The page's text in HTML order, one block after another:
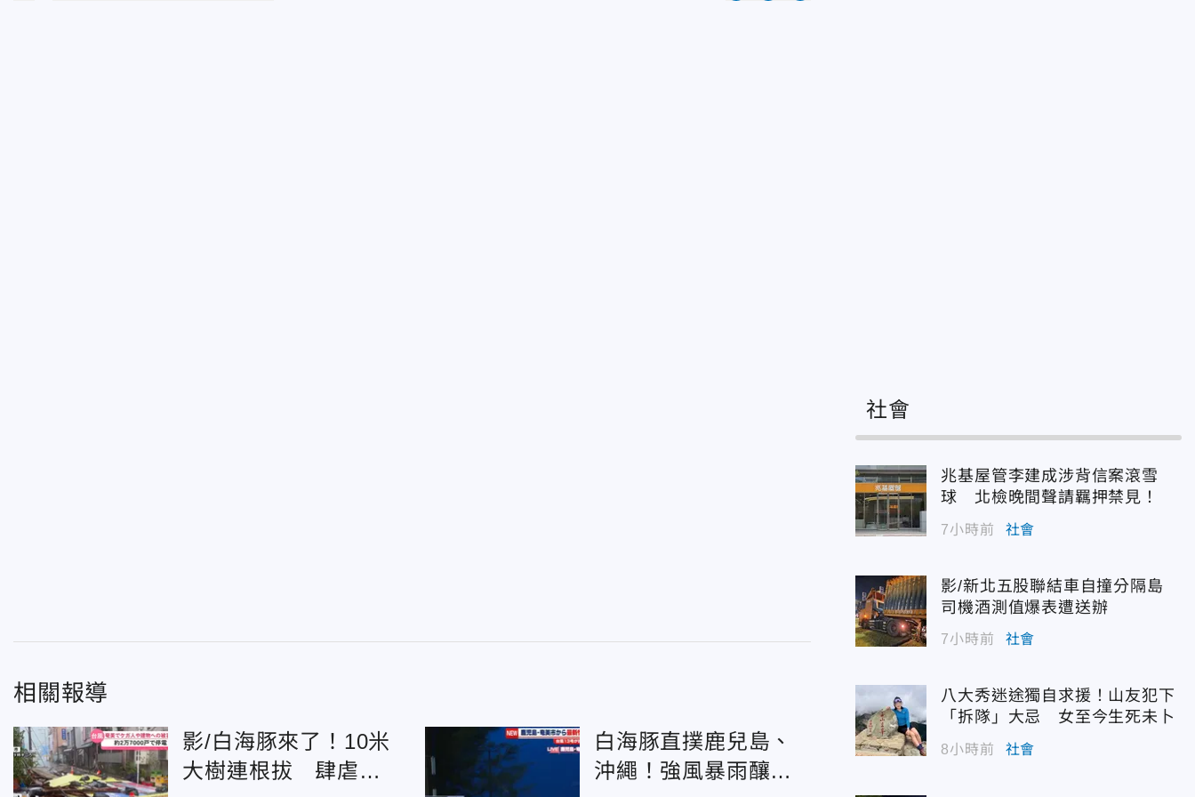
相關報導
影/白海豚來了！10米
大樹連根拔 肆虐沖
白海豚直撲鹿兒島、
沖繩！強風暴雨釀停
社會
兆基屋管李建成涉背信案滾雪
球 北檢晚間聲請羈押禁見！
7小時前 社會
影/新北五股聯結車自撞分隔島
司機酒測值爆表遭送辦
7小時前 社會
八大秀迷途獨自求援！山友犯下
「拆隊」大忌 女至今生死未卜
8小時前 社會